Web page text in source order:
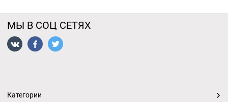
МЫ В СОЦ СЕТЯХ
Категории